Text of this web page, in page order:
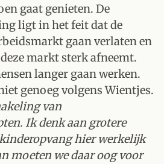
gaat genieten. De
ligt in het feit dat de
gaan verlaten en
markt sterk afneemt.
langer gaan werken.
genoeg volgens Wientjes.
van
Ik denk aan grotere
hier werkelijk
moeten we daar oog voor